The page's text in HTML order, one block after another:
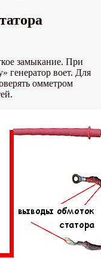
замыкание. При
генератор воет. Для
омметром